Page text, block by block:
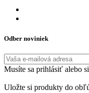
Odber noviniek
Musíte sa prihlásiť alebo
Uložte si produkty do